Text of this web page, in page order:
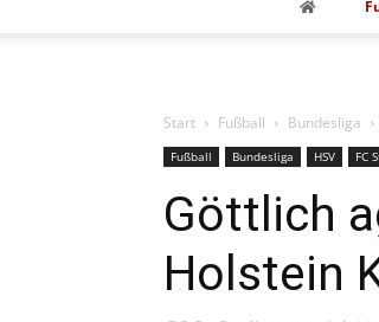
Start Fußball Bundesliga
Fußball Bundesliga HSV FC
Göttlich
Holstein